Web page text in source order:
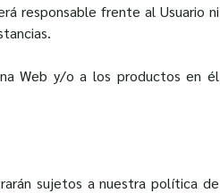
responsable frente al Usuario ni
Web y/o a los productos en él
sujetos a nuestra política de